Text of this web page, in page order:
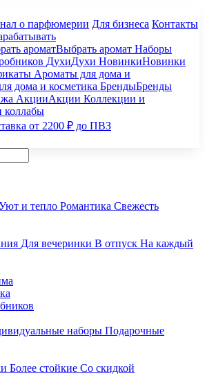
о парфюмерии Для бизнеса Контакты
ароматВыбрать аромат Наборы
ДухиДухи НовинкиНовинки
Ароматы для дома и
дома и косметика БрендыБренды
АкцииАкции Коллекции и
коллабы
от 2200 ₽ до ПВЗ
и тепло Романтика Свежесть
Для вечеринки В отпуск На каждый
наборы Подарочные
Более стойкие Со скидкой